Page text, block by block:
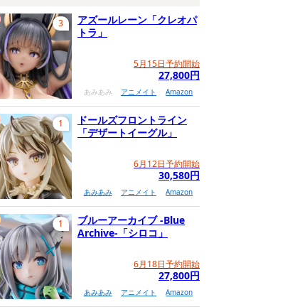
アズールレーン「クレオパ
トラ」
5月15日予約開始
27,800円
あみあみ アニメイト Amazon
3
ドールズフロントライン
「デザートイーグル」
6月12日予約開始
30,580円
あみあみ アニメイト Amazon
1
ブルーアーカイブ -Blue
Archive-「シロコ」
6月18日予約開始
27,800円
あみあみ アニメイト Amazon
1